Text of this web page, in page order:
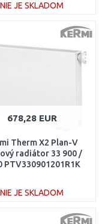
NIE JE SKLADOM
DO KOŠÍKA
Porovnať
678,28 EUR
Therm X2 Plan-V
radiátor 33 900 /
PTV330901201R1K
NIE JE SKLADOM
DO KOŠÍKA